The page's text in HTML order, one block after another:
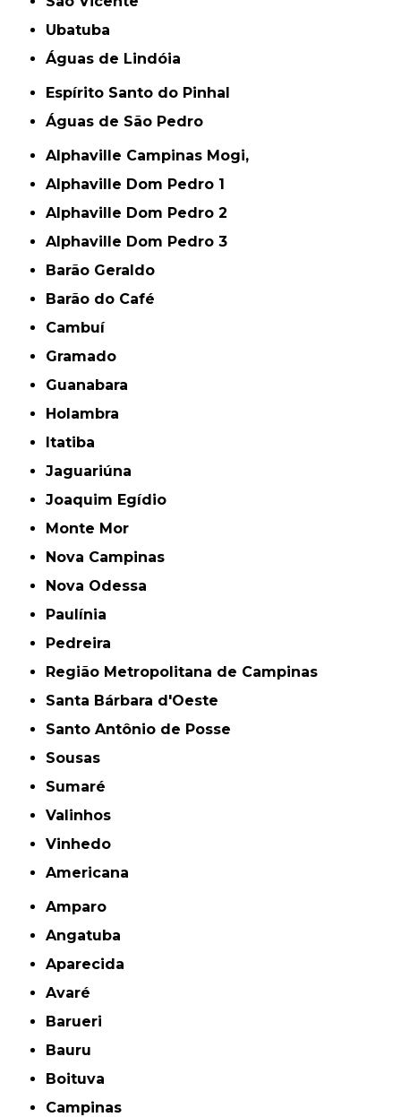
Ubatuba
Águas de Lindóia
Espírito Santo do Pinhal
Águas de São Pedro
Alphaville Campinas Mogi,
Alphaville Dom Pedro 1
Alphaville Dom Pedro 2
Alphaville Dom Pedro 3
Barão Geraldo
Barão do Café
Cambuí
Gramado
Guanabara
Holambra
Itatiba
Jaguariúna
Joaquim Egídio
Monte Mor
Nova Campinas
Nova Odessa
Paulínia
Pedreira
Região Metropolitana de Campinas
Santa Bárbara d'Oeste
Santo Antônio de Posse
Sousas
Sumaré
Valinhos
Vinhedo
americana
Amparo
Angatuba
Aparecida
Avaré
Barueri
Bauru
Boituva
Campinas